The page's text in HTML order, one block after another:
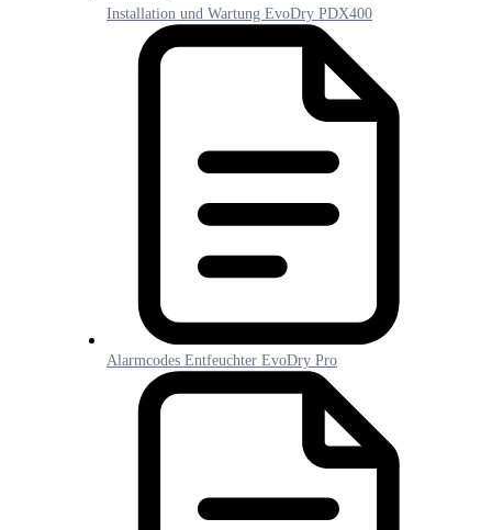
Installation und Wartung EvoDry PDX400
Alarmcodes Entfeuchter EvoDry Pro